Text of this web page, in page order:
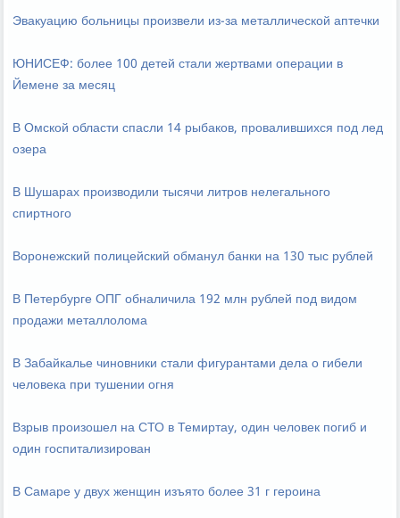
Эвакуацию больницы произвели из-за металлической аптечки
ЮНИСЕФ: более 100 детей стали жертвами операции в
Йемене за месяц
В Омской области спасли 14 рыбаков, провалившихся под лед
озера
В Шушарах производили тысячи литров нелегального
спиртного
Воронежский полицейский обманул банки на 130 тыс рублей
В Петербурге ОПГ обналичила 192 млн рублей под видом
продажи металлолома
В Забайкалье чиновники стали фигурантами дела о гибели
человека при тушении огня
Взрыв произошел на СТО в Темиртау, один человек погиб и
один госпитализирован
В Самаре у двух женщин изъято более 31 г героина